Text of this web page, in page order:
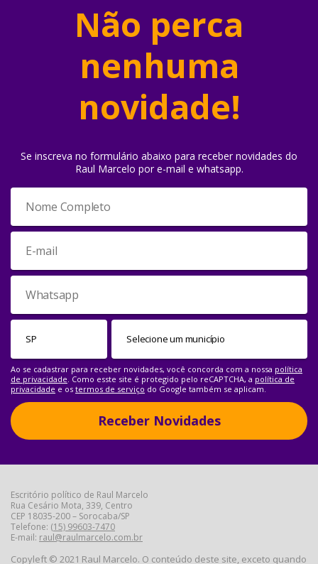
Não perca
nenhuma
novidade!
Se inscreva no formulário abaixo para receber novidades do
Raul Marcelo por e-mail e whatsapp.
Ao se cadastrar para receber novidades, você concorda com a nossa política
de privacidade. Como esste site é protegido pelo reCAPTCHA, a política de
privacidade e os termos de serviço do Google também se aplicam.
Receber Novidades
Escritório político de Raul Marcelo
Rua Cesário Mota, 339, Centro
CEP 18035-200 – Sorocaba/SP
Telefone: (15) 99603-7470
E-mail: raul@raulmarcelo.com.br
Copyleft © 2021 Raul Marcelo. O conteúdo deste site, exceto quando